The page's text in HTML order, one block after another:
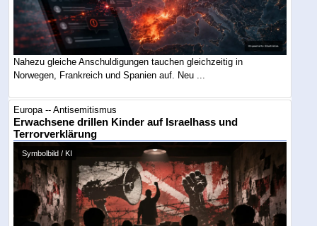
Nahezu gleiche Anschuldigungen tauchen gleichzeitig in
Norwegen, Frankreich und Spanien auf. Neu ...
Europa -- Antisemitismus
Erwachsene drillen Kinder auf Israelhass und
Terrorverklärung
Symbolbild / KI